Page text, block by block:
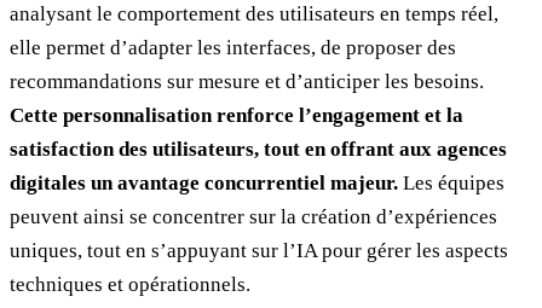
analysant le comportement des utilisateurs en temps réel,
elle permet d’adapter les interfaces, de proposer des
recommandations sur mesure et d’anticiper les besoins.
Cette personnalisation renforce l’engagement et la
satisfaction des utilisateurs, tout en offrant aux agences
digitales un avantage concurrentiel majeur. Les équipes
peuvent ainsi se concentrer sur la création d’expériences
uniques, tout en s’appuyant sur l’IA pour gérer les aspects
techniques et opérationnels.